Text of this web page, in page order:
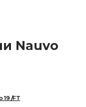
Nauvo
19 /FT